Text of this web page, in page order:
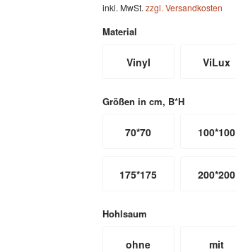
inkl. MwSt.zzgl. Versandkosten
Material
Vinyl ViLux
Größen in cm, B*H
70*70 100*100
175*175 200*200
Hohlsaum
ohne
mit